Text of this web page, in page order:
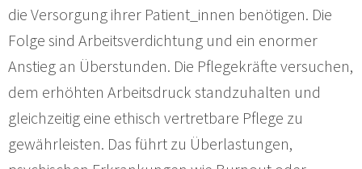
die Versorgung ihrer Patient_innen benötigen. Die
Folge sind Arbeitsverdichtung und ein enormer
Anstieg an Überstunden. Die Pflegekräfte versuchen,
dem erhöhten Arbeitsdruck standzuhalten und
gleichzeitig eine ethisch vertretbare Pflege zu
gewährleisten. Das führt zu Überlastungen,